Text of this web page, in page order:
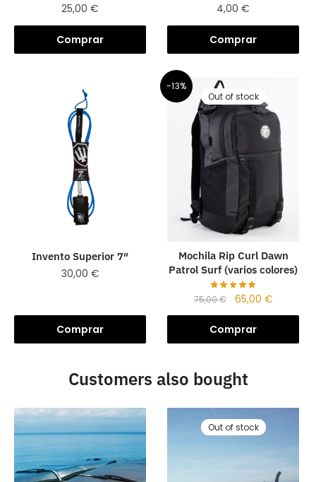
25,00€
Comprar
4,00€
Comprar
Invento Superior 7″
30,00 €
Comprar
-13%
Out of stock
Mochila Rip Curl Dawn
Patrol Surf (varios colores)
75,00€ 65,00 €
Comprar
Customers also bought
Out of stock